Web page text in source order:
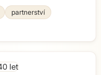
partnerství